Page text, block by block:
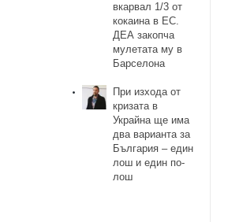
вкарвал 1/3 от
кокаина в ЕС.
ДЕА закопча
мулетата му в
Барселона
При изхода от
кризата в
Украйна ще има
два варианта за
България – един
лош и един по-
лош